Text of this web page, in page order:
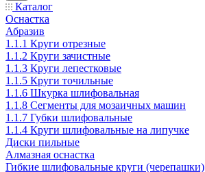
Каталог
Оснастка
Абразив
1.1.1 Круги отрезные
1.1.2 Круги зачистные
1.1.3 Круги лепестковые
1.1.5 Круги точильные
1.1.6 Шкурка шлифовальная
1.1.8 Сегменты для мозаичных машин
1.1.7 Губки шлифовальные
1.1.4 Круги шлифовальные на липучке
Диски пильные
Алмазная оснастка
Гибкие шлифовальные круги (черепашки)